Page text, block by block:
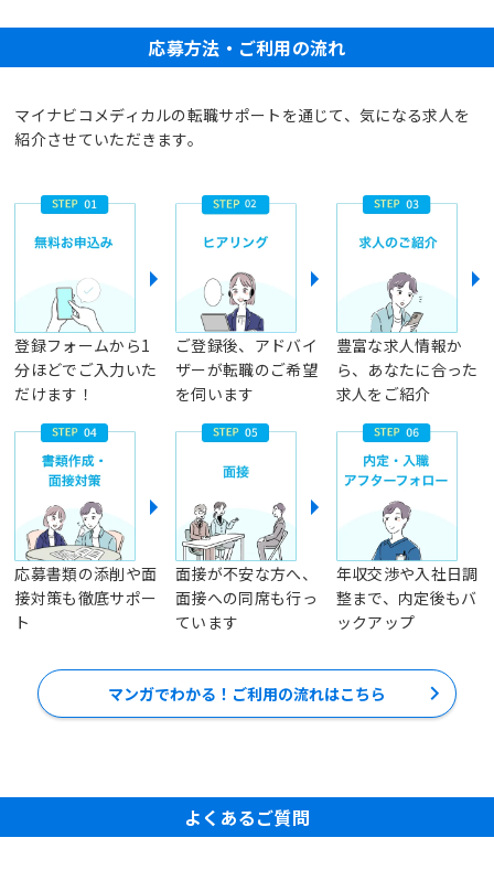
応募方法・ご利用の流れ
マイナビコメディカルの転職サポートを通じて、気になる求人を
紹介させていただきます。
登録フォームから1
分ほどでご入力いた
だけます！
ご登録後、アドバイ
ザーが転職のご希望
を伺います
豊富な求人情報か
ら、あなたに合った
求人をご紹介
応募書類の添削や面
接対策も徹底サポー
ト
面接が不安な方へ、
面接への同席も行っ
ています
年収交渉や入社日調
整まで、内定後もバ
ックアップ
マンガでわかる！ご利用の流れはこちら
よくあるご質問